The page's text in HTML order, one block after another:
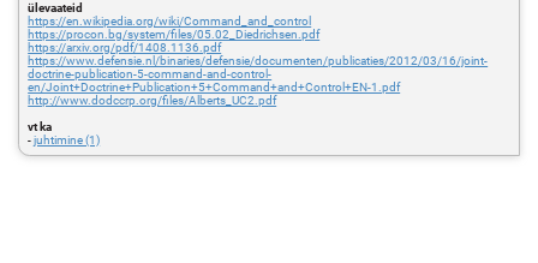
ülevaateid
https://en.wikipedia.org/wiki/Command_and_control
https://procon.bg/system/files/05.02_Diedrichsen.pdf
https://arxiv.org/pdf/1408.1136.pdf
https://www.defensie.nl/binaries/defensie/documenten/publicaties/2012/03/16/joint-
doctrine-publication-5-command-and-control-
en/Joint+Doctrine+Publication+5+Command+and+Control+EN-1.pdf
http://www.dodccrp.org/files/Alberts_UC2.pdf
vt ka
-juhtimine (1)